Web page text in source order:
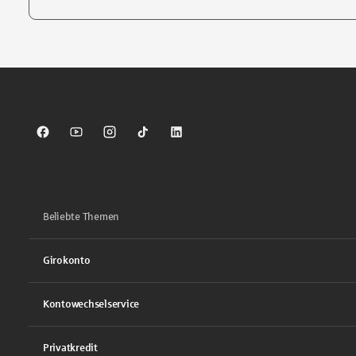
Sparkasse auf Facebook
Sparkasse auf Youtube
Sparkasse auf Instagram
Sparkasse auf TikTok
Sparkasse auf LinkedIn
Beliebte Themen
Girokonto
Kontowechselservice
Privatkredit